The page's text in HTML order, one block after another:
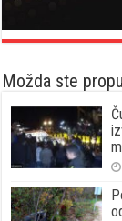
Možda ste